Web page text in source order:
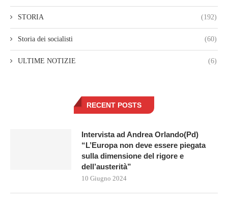
STORIA (192)
Storia dei socialisti (60)
ULTIME NOTIZIE (6)
RECENT POSTS
Intervista ad Andrea Orlando(Pd)
“L’Europa non deve essere piegata
sulla dimensione del rigore e
dell’austerità”
10 Giugno 2024